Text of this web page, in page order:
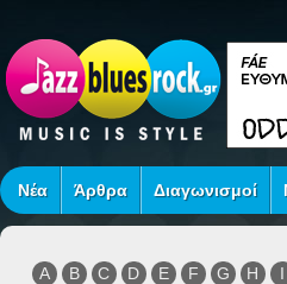
Νέα Άρθρα Διαγωνισμοί
A B C D E F G H I